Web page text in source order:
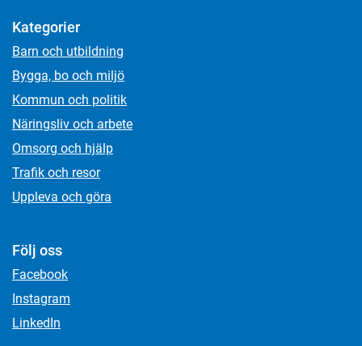
Kategorier
Barn och utbildning
Bygga, bo och miljö
Kommun och politik
Näringsliv och arbete
Omsorg och hjälp
Trafik och resor
Uppleva och göra
Följ oss
Facebook
Instagram
LinkedIn